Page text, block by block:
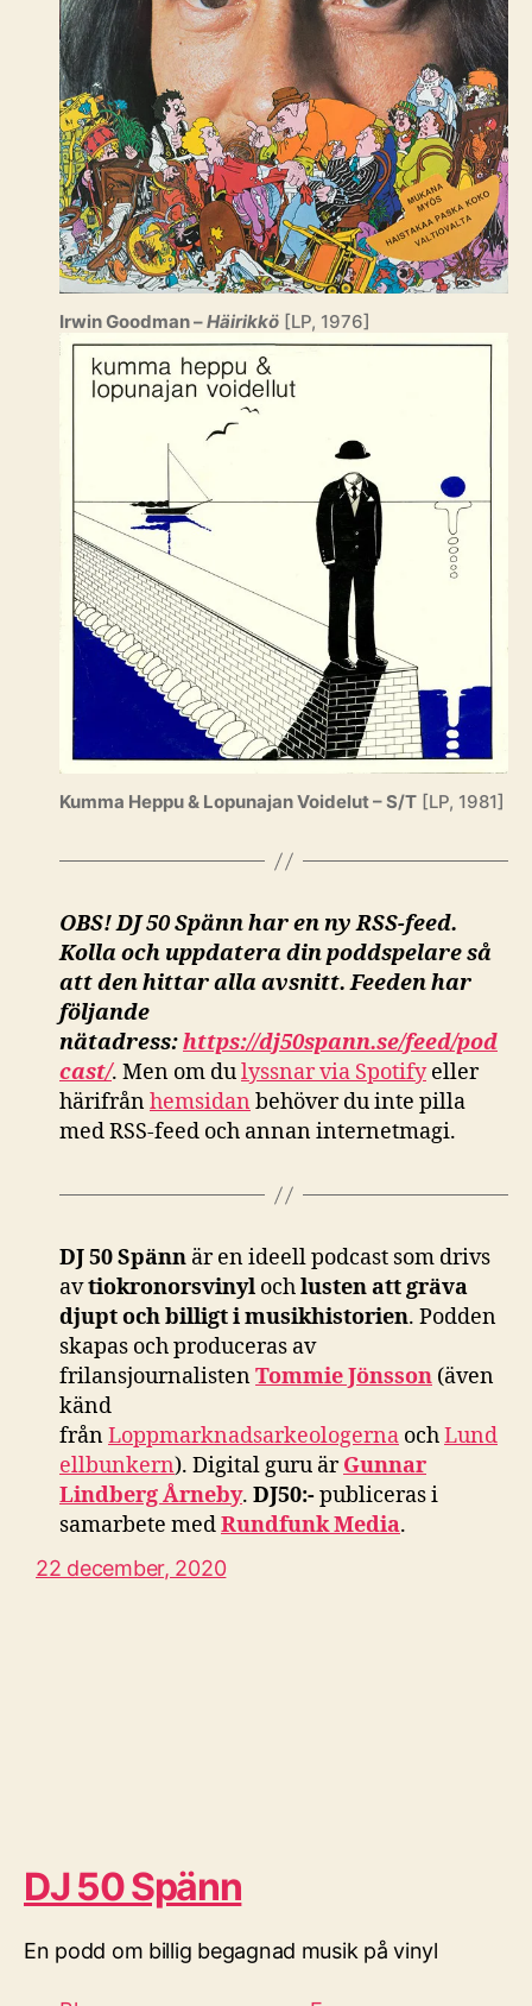
Irwin Goodman –Häirikkö [LP, 1976]
Kumma Heppu & Lopunajan Voidelut – S/T [LP, 1981]
OBS! DJ 50 Spänn har en ny RSS-feed.
Kolla och uppdatera din poddspelare så
att den hittar alla avsnitt. Feeden har
följande
nätadress:https://dj50spann.se/feed/pod
cast/. Men om dulyssnar via Spotifyeller
härifrånhemsidan behöver du inte pilla
med RSS-feed och annan internetmagi.
DJ 50 Spänn är en ideell podcast som drivs
avtiokronorsvinyl ochlusten att gräva
djupt och billigt i musikhistorien. Podden
skapas och produceras av
frilansjournalistenTommie Jönsson (även
känd
frånLoppmarknadsarkeologerna ochLund
ellbunkern). Digital guru ärGunnar
Lindberg Årneby. DJ50:-publiceras i
samarbete medRundfunk Media.
22 december, 2020
DJ 50 Spänn
En podd om billig begagnad musik på vinyl